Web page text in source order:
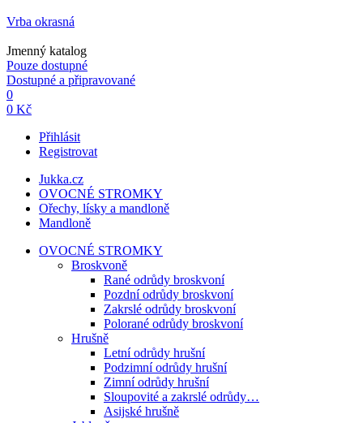
Vrba okrasná
Jmenný katalog
Pouze dostupné
Dostupné a připravované
0
0 Kč
Přihlásit
Registrovat
Jukka.cz
OVOCNÉ STROMKY
Ořechy, lísky a mandloně
Mandloně
OVOCNÉ STROMKY
Broskvoně
Rané odrůdy broskvoní
Pozdní odrůdy broskvoní
Zakrslé odrůdy broskvoní
Polorané odrůdy broskvoní
Hrušně
Letní odrůdy hrušní
Podzimní odrůdy hrušní
Zimní odrůdy hrušní
Sloupovité a zakrslé odrůdy…
Asijské hrušně